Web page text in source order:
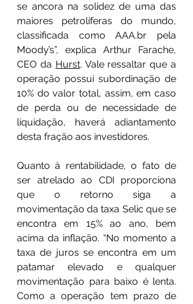
se ancora na solidez de uma das
maiores petrolíferas do mundo,
classificada como AAA.br pela
Moody’s”, explica Arthur Farache,
CEO da Hurst. Vale ressaltar que a
operação possui subordinação de
10% do valor total, assim, em caso
de perda ou de necessidade de
liquidação, haverá adiantamento
desta fração aos investidores.
Quanto à rentabilidade, o fato de
ser atrelado ao CDI proporciona
que o retorno siga a
movimentação da taxa Selic que se
encontra em 15% ao ano, bem
acima da inflação. “No momento a
taxa de juros se encontra em um
patamar elevado e qualquer
movimentação para baixo é lenta.
Como a operação tem prazo de